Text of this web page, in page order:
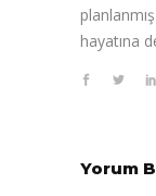
hayatına
Yorum